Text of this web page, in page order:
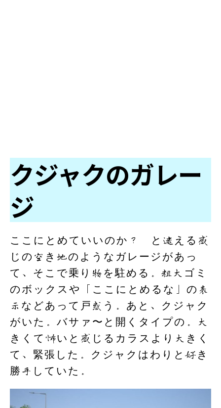
クジャクのガレー
ジ
ここにとめていいのか？ と迷える感
じの空き地のようなガレージがあっ
て、そこで乗り物を駐める。粗大ゴミ
のボックスや「ここにとめるな」の表
示などあって戸惑う。あと、クジャク
がいた。バサァ〜と開くタイプの。大
きくて怖いと感じるカラスより大きく
て、緊張した。クジャクはわりと好き
勝手していた。